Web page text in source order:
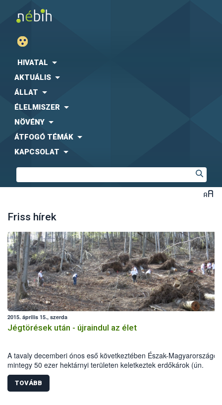
HIVATAL
AKTUÁLIS
ÁLLAT
ÉLELMISZER
NÖVÉNY
ÁTFOGÓ TÉMÁK
KAPCSOLAT
Friss hírek
2015. április 15., szerda
Jégtörések után - újraindul az élet
A tavaly decemberi ónos eső következtében Észak-Magyarországon
mintegy 50 ezer hektárnyi területen keletkeztek erdőkárok (ún.
jégtörések). A Nemzeti Élelmiszerlánc-biztonsági Hivatal (NÉBIH)
munkatársai alapszintű származási kísérlet ültetésével segítették a
helyreállítást a Börzsönyben az Ipoly Erdő Zrt. Diósjenő
TOVÁBB